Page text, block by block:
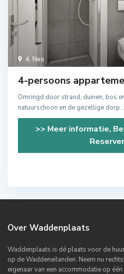
4, Nes
4-persoons
Omringd door strand, duinen, bos
natuurschoon en de gezellige dorp
>> Meer informatie,
Over Waddenplaats
Waddenplaats is dé plaats voor de
op de Waddeneilanden. Neem nu
eigenaar van een accommodatie op